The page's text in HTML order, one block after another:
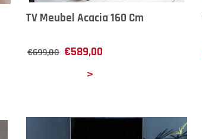
TV Meubel Acacia 160 Cm
€699,00 €589,00